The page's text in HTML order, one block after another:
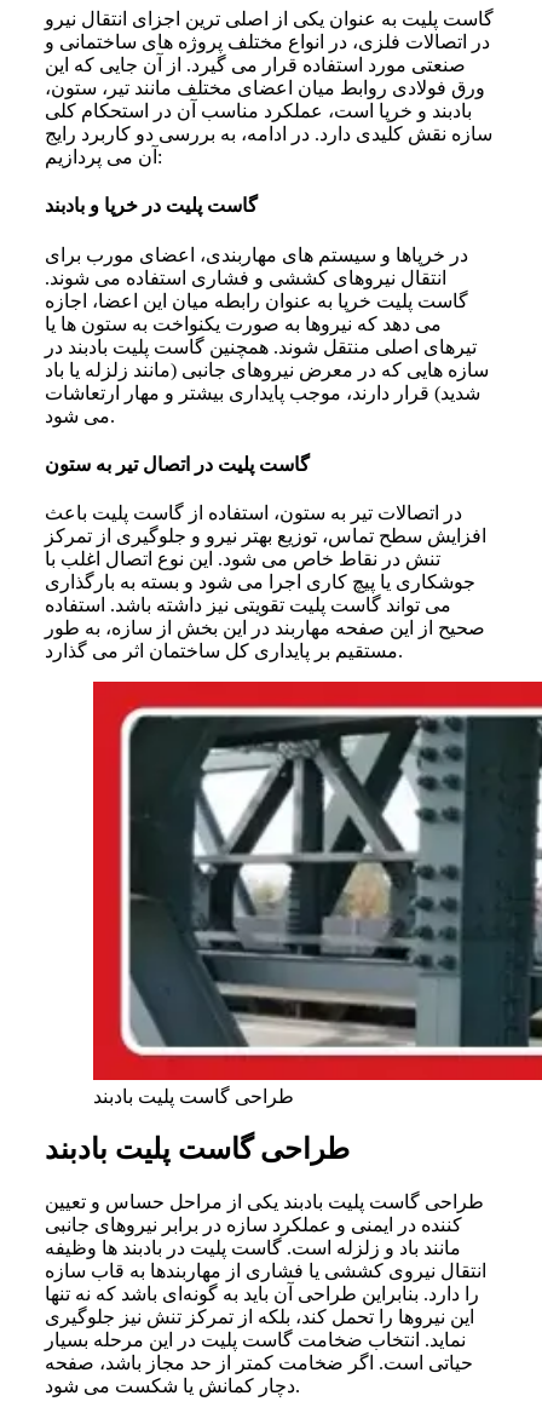
گاست پلیت به‌ عنوان یکی از اصلی‌ ترین اجزای انتقال نیرو
در اتصالات فلزی، در انواع مختلف پروژه‌ های ساختمانی و
صنعتی مورد استفاده قرار می‌ گیرد. از آن‌ جایی که این
ورق فولادی روابط میان اعضای مختلف مانند تیر، ستون،
بادبند و خرپا است، عملکرد مناسب آن در استحکام کلی
سازه نقش کلیدی دارد. در ادامه، به بررسی دو کاربرد رایج
آن می‌ پردازیم:
گاست پلیت در خرپا و بادبند
در خرپاها و سیستم‌ های مهاربندی، اعضای مورب برای
انتقال نیروهای کششی و فشاری استفاده می‌ شوند.
گاست پلیت خرپا به‌ عنوان رابطه میان این اعضا، اجازه
می‌ دهد که نیروها به‌ صورت یکنواخت به ستون‌ ها یا
تیرهای اصلی منتقل شوند. همچنین گاست پلیت بادبند در
سازه‌ هایی که در معرض نیروهای جانبی (مانند زلزله یا باد
شدید) قرار دارند، موجب پایداری بیشتر و مهار ارتعاشات
می‌ شود.
گاست پلیت در اتصال تیر به ستون
در اتصالات تیر به ستون، استفاده از گاست پلیت باعث
افزایش سطح تماس، توزیع بهتر نیرو و جلوگیری از تمرکز
تنش در نقاط خاص می‌ شود. این نوع اتصال اغلب با
جوشکاری یا پیچ‌ کاری اجرا می‌ شود و بسته به بارگذاری
می‌ تواند گاست پلیت تقویتی نیز داشته باشد. استفاده
صحیح از این صفحه مهاربند در این بخش از سازه، به طور
مستقیم بر پایداری کل ساختمان اثر می‌ گذارد.
طراحی گاست پلیت بادبند
طراحی گاست پلیت بادبند
طراحی گاست پلیت بادبند یکی از مراحل حساس و تعیین‌
کننده در ایمنی و عملکرد سازه در برابر نیروهای جانبی
مانند باد و زلزله است. گاست پلیت در بادبند ها وظیفه
انتقال نیروی کششی یا فشاری از مهاربندها به قاب سازه
را دارد. بنابراین طراحی آن باید به‌ گونه‌ای باشد که نه‌ تنها
این نیروها را تحمل کند، بلکه از تمرکز تنش نیز جلوگیری
نماید. انتخاب ضخامت گاست پلیت در این مرحله بسیار
حیاتی است. اگر ضخامت کمتر از حد مجاز باشد، صفحه
دچار کمانش یا شکست می‌ شود.